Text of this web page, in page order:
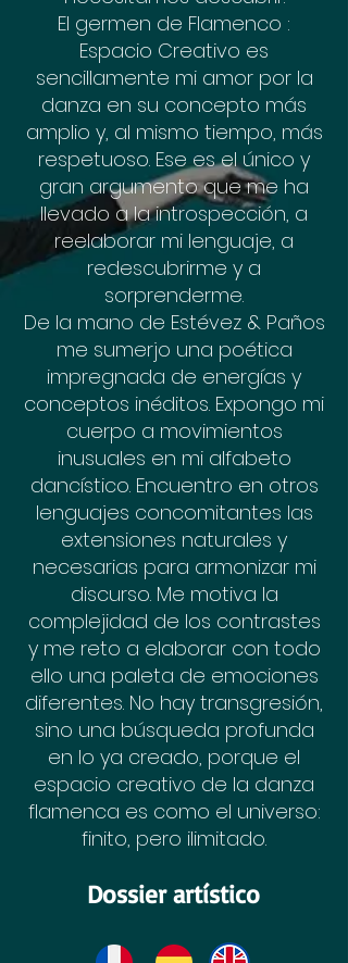
El germen de Flamenco :
Espacio Creativo es
sencillamente mi amor por la
danza en su concepto más
amplio y, al mismo tiempo, más
respetuoso. Ese es el único y
gran argumento que me ha
llevado a la introspección, a
reelaborar mi lenguaje, a
redescubrirme y a
sorprenderme.
De la mano de Estévez & Paños
me sumerjo una poética
impregnada de energías y
conceptos inéditos. Expongo mi
cuerpo a movimientos
inusuales en mi alfabeto
dancístico. Encuentro en otros
lenguajes concomitantes las
extensiones naturales y
necesarias para armonizar mi
discurso. Me motiva la
complejidad de los contrastes
y me reto a elaborar con todo
ello una paleta de emociones
diferentes. No hay transgresión,
sino una búsqueda profunda
en lo ya creado, porque el
espacio creativo de la danza
flamenca es como el universo:
finito, pero ilimitado.
Dossier artístico